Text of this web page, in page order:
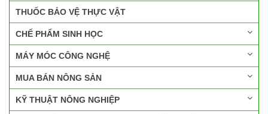
THUỐC BẢO VỆ THỰC VẬT
CHẾ PHẨM SINH HỌC
MÁY MÓC CÔNG NGHỆ
MUA BÁN NÔNG SẢN
KỸ THUẬT NÔNG NGHIỆP